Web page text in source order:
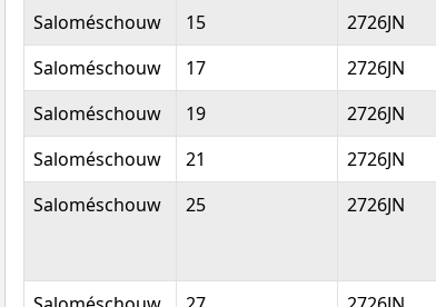
Saloméschouw
15 2726JN
Saloméschouw
17 2726JN
Saloméschouw
19 2726JN
Saloméschouw
21 2726JN
Saloméschouw
25 2726JN